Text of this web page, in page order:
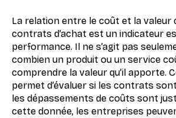
La relation entre le coût et la valeur
contrats d’achat est un indicateur
performance. Il ne s’agit pas
combien un produit ou un service
comprendre la valeur qu’il apporte.
permet d’évaluer si les contrats
les dépassements de coûts sont
cette donnée, les entreprises